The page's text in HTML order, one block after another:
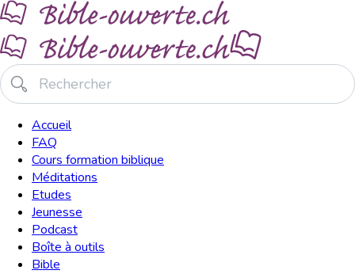
Accueil
FAQ
Cours formation biblique
Méditations
Etudes
Jeunesse
Podcast
Boîte à outils
Bible